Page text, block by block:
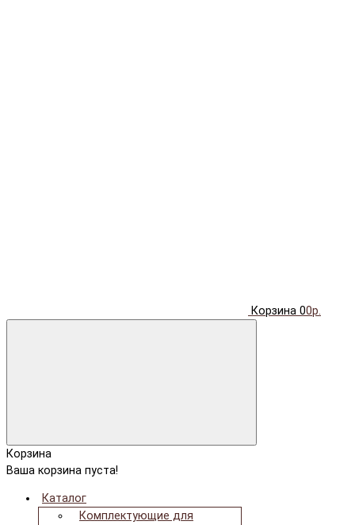
Корзина 00р.
Корзина
Ваша корзина пуста!
Каталог
Комплектующие для